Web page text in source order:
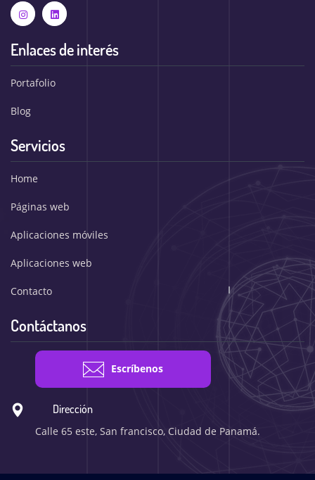
Estamos trabajando en nuestro
portafolio...
Nuestro equipo se encuentra trabajando en esta
Enlaces de interés
Portafolio
Blog
Servicios
Home
Páginas web
Aplicaciones móviles
Aplicaciones web
Contacto
Contáctanos
Escríbenos
Dirección
Calle 65 este, San francisco, Ciudad de Panamá.